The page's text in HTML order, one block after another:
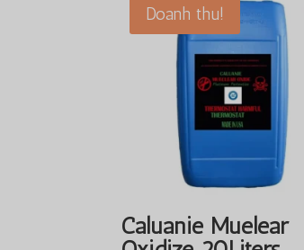
Doanh thu!
Caluanie Muelear